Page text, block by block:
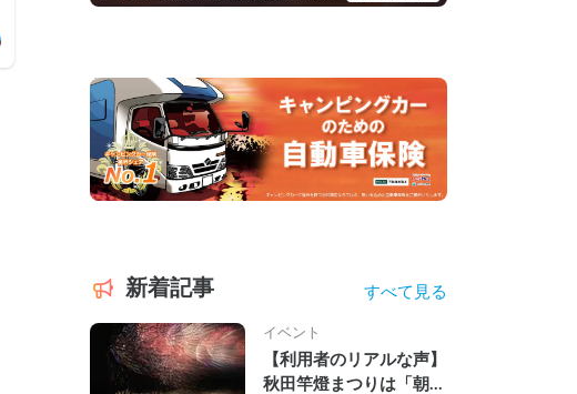
新着記事 すべて見る
イベント
【利用者のリアルな声】
秋田竿燈まつりは「朝か